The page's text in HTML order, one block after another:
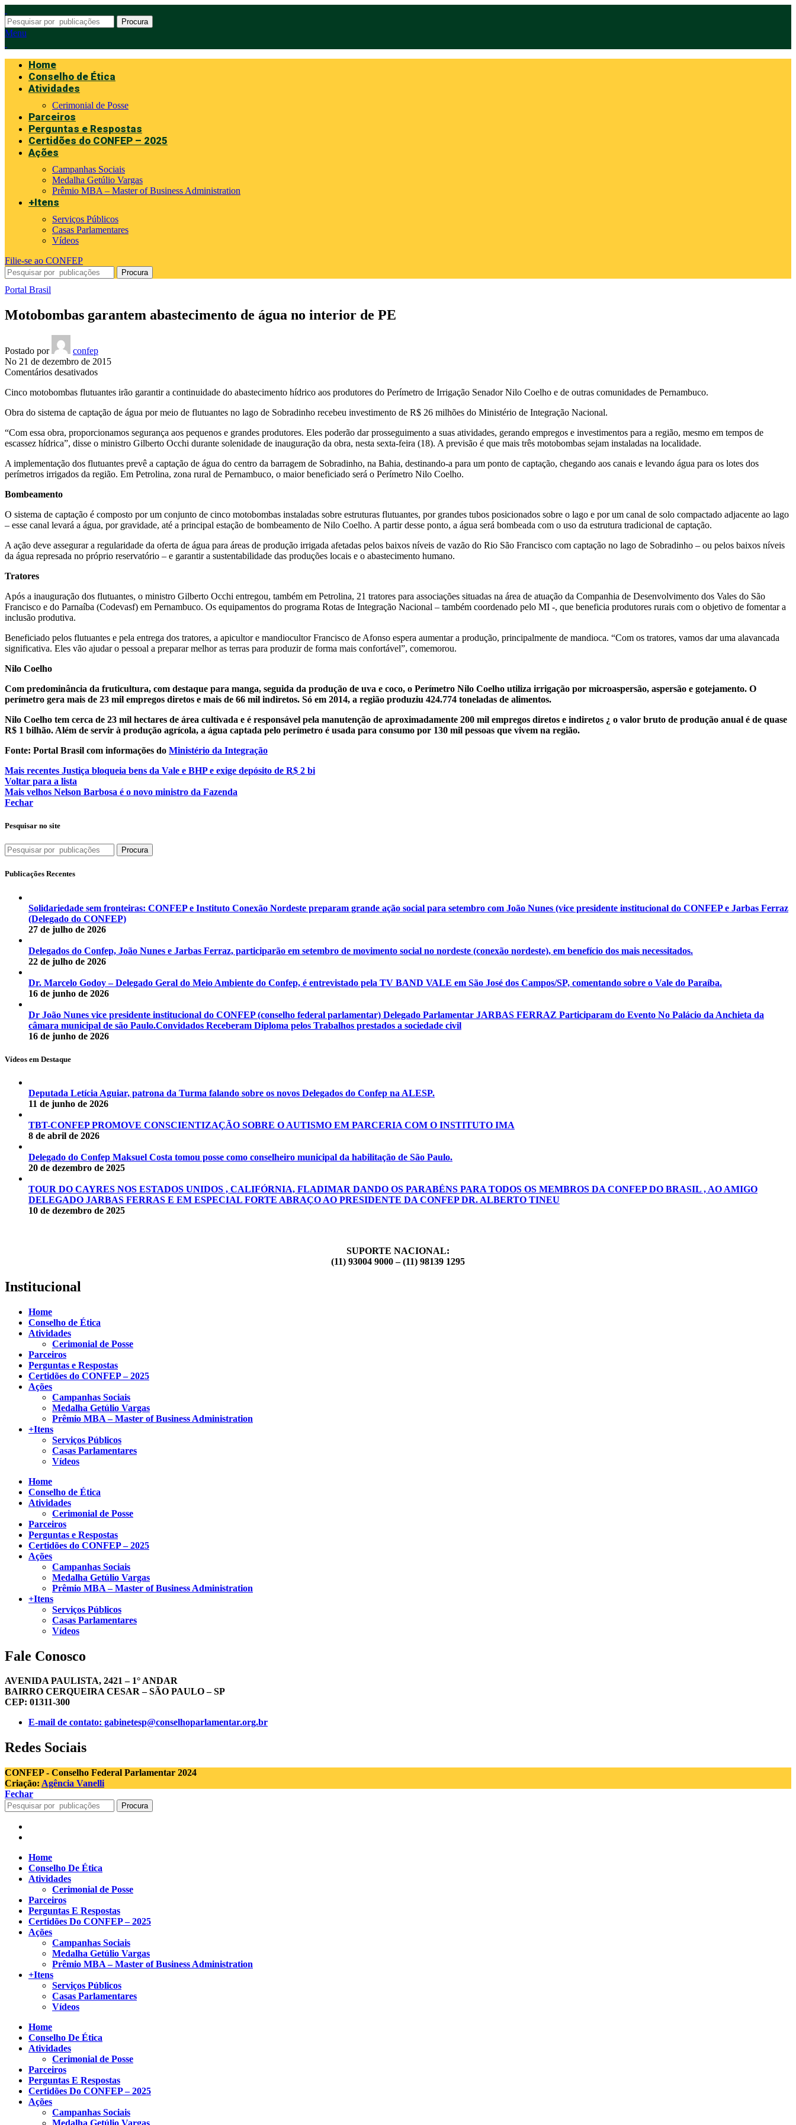
Procura
Menu
Home
Conselho de Ética
Atividades
Cerimonial de Posse
Parceiros
Perguntas e Respostas
Certidões do CONFEP – 2025
Ações
Campanhas Sociais
Medalha Getúlio Vargas
Prêmio MBA – Master of Business Administration
+Itens
Serviços Públicos
Casas Parlamentares
Vídeos
Filie-se ao CONFEP
Procura
Portal Brasil
Motobombas garantem abastecimento de água no interior de PE
Postado por
confep
No 21 de dezembro de 2015
Comentários desativadosem
garantem
de
no
interior
PE
Cinco motobombas flutuantes irão garantir a continuidade do abastecimento hídrico aos produtores do Perímetro de Irrigação Senador Nilo Coelho e de outras comunidades de Pernambuco.
Obra do sistema de captação de água por meio de flutuantes no lago de Sobradinho recebeu investimento de R$ 26 milhões do Ministério de Integração Nacional.
“Com essa obra, proporcionamos segurança aos pequenos e grandes produtores. Eles poderão dar prosseguimento a suas atividades, gerando empregos e investimentos para a região, mesmo em tempos de
escassez hídrica”, disse o ministro Gilberto Occhi durante solenidade de inauguração da obra, nesta sexta-feira (18). A previsão é que mais três motobombas sejam instaladas na localidade.
A implementação dos flutuantes prevê a captação de água do centro da barragem de Sobradinho, na Bahia, destinando-a para um ponto de captação, chegando aos canais e levando água para os lotes dos
perímetros irrigados da região. Em Petrolina, zona rural de Pernambuco, o maior beneficiado será o Perímetro Nilo Coelho.
Bombeamento
O sistema de captação é composto por um conjunto de cinco motobombas instaladas sobre estruturas flutuantes, por grandes tubos posicionados sobre o lago e por um canal de solo compactado adjacente ao lago
– esse canal levará a água, por gravidade, até a principal estação de bombeamento de Nilo Coelho. A partir desse ponto, a água será bombeada com o uso da estrutura tradicional de captação.
A ação deve assegurar a regularidade da oferta de água para áreas de produção irrigada afetadas pelos baixos níveis de vazão do Rio São Francisco com captação no lago de Sobradinho – ou pelos baixos níveis
da água represada no próprio reservatório – e garantir a sustentabilidade das produções locais e o abastecimento humano.
Tratores
Após a inauguração dos flutuantes, o ministro Gilberto Occhi entregou, também em Petrolina, 21 tratores para associações situadas na área de atuação da Companhia de Desenvolvimento dos Vales do São
Francisco e do Parnaíba (Codevasf) em Pernambuco. Os equipamentos do programa Rotas de Integração Nacional – também coordenado pelo MI -, que beneficia produtores rurais com o objetivo de fomentar a
inclusão produtiva.
Beneficiado pelos flutuantes e pela entrega dos tratores, a apicultor e mandiocultor Francisco de Afonso espera aumentar a produção, principalmente de mandioca. “Com os tratores, vamos dar uma alavancada
significativa. Eles vão ajudar o pessoal a preparar melhor as terras para produzir de forma mais confortável”, comemorou.
Nilo Coelho
Com predominância da fruticultura, com destaque para manga, seguida da produção de uva e coco, o Perímetro Nilo Coelho utiliza irrigação por microaspersão, aspersão e gotejamento. O
perímetro gera mais de 23 mil empregos diretos e mais de 66 mil indiretos. Só em 2014, a região produziu 424.774 toneladas de alimentos.
Nilo Coelho tem cerca de 23 mil hectares de área cultivada e é responsável pela manutenção de aproximadamente 200 mil empregos diretos e indiretos ¿ o valor bruto de produção anual é de quase
R$ 1 bilhão. Além de servir à produção agrícola, a água captada pelo perímetro é usada para consumo por 130 mil pessoas que vivem na região.
Fonte: Portal Brasil com informações do Ministério da Integração
Mais recentes Justiça bloqueia bens da Vale e BHP e exige depósito de R$ 2 bi
Voltar para a lista
Mais velhos Nelson Barbosa é o novo ministro da Fazenda
Fechar
Pesquisar no site
Procura
Publicações Recentes
Solidariedade sem fronteiras: CONFEP e Instituto Conexão Nordeste preparam grande ação social para setembro com João Nunes (vice presidente institucional do CONFEP e Jarbas Ferraz
(Delegado do CONFEP)
27 de julho de 2026
Delegados do Confep, João Nunes e Jarbas Ferraz, participarão em setembro de movimento social no nordeste (conexão nordeste), em benefício dos mais necessitados.
22 de julho de 2026
Dr. Marcelo Godoy – Delegado Geral do Meio Ambiente do Confep, é entrevistado pela TV BAND VALE em São José dos Campos/SP, comentando sobre o Vale do Paraíba.
16 de junho de 2026
Dr João Nunes vice presidente institucional do CONFEP (conselho federal parlamentar) Delegado Parlamentar JARBAS FERRAZ Participaram do Evento No Palácio da Anchieta da
câmara municipal de são Paulo.Convidados Receberam Diploma pelos Trabalhos prestados a sociedade civil
16 de junho de 2026
Vídeos em Destaque
Deputada Letícia Aguiar, patrona da Turma falando sobre os novos Delegados do Confep na ALESP.
11 de junho de 2026
TBT-CONFEP PROMOVE CONSCIENTIZAÇÃO SOBRE O AUTISMO EM PARCERIA COM O INSTITUTO IMA
8 de abril de 2026
Delegado do Confep Maksuel Costa tomou posse como conselheiro municipal da habilitação de São Paulo.
20 de dezembro de 2025
TOUR DO CAYRES NOS ESTADOS UNIDOS , CALIFÓRNIA, FLADIMAR DANDO OS PARABÉNS PARA TODOS OS MEMBROS DA CONFEP DO BRASIL , AO AMIGO
DELEGADO JARBAS FERRAS E EM ESPECIAL FORTE ABRAÇO AO PRESIDENTE DA CONFEP DR. ALBERTO TINEU
10 de dezembro de 2025
SUPORTE NACIONAL:
(11) 93004 9000 – (11) 98139 1295
Institucional
Home
Conselho de Ética
Atividades
Cerimonial de Posse
Parceiros
Perguntas e Respostas
Certidões do CONFEP – 2025
Ações
Campanhas Sociais
Medalha Getúlio Vargas
Prêmio MBA – Master of Business Administration
+Itens
Serviços Públicos
Casas Parlamentares
Vídeos
Home
Conselho de Ética
Atividades
Cerimonial de Posse
Parceiros
Perguntas e Respostas
Certidões do CONFEP – 2025
Ações
Campanhas Sociais
Medalha Getúlio Vargas
Prêmio MBA – Master of Business Administration
+Itens
Serviços Públicos
Casas Parlamentares
Vídeos
Fale Conosco
AVENIDA PAULISTA, 2421 – 1° ANDAR
BAIRRO CERQUEIRA CESAR – SÃO PAULO – SP
CEP: 01311-300
E-mail de contato: gabinetesp@conselhoparlamentar.org.br
Redes Sociais
CONFEP - Conselho Federal Parlamentar 2024
Criação: Agência Vanelli
Fechar
Procura
Home
Conselho De Ética
Atividades
Cerimonial de Posse
Parceiros
Perguntas E Respostas
Certidões Do CONFEP – 2025
Ações
Campanhas Sociais
Medalha Getúlio Vargas
Prêmio MBA – Master of Business Administration
+Itens
Serviços Públicos
Casas Parlamentares
Vídeos
Home
Conselho De Ética
Atividades
Cerimonial de Posse
Parceiros
Perguntas E Respostas
Certidões Do CONFEP – 2025
Ações
Campanhas Sociais